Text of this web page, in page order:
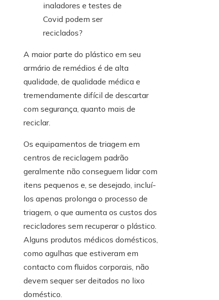
A maior parte do plástico em seu
armário de remédios é de alta
qualidade, de qualidade médica e
tremendamente difícil de descartar
com segurança, quanto mais de
reciclar.
Os equipamentos de triagem em
centros de reciclagem padrão
geralmente não conseguem lidar com
itens pequenos e, se desejado, incluí-
los apenas prolonga o processo de
triagem, o que aumenta os custos dos
recicladores sem recuperar o plástico.
Alguns produtos médicos domésticos,
como agulhas que estiveram em
contacto com fluidos corporais, não
devem sequer ser deitados no lixo
doméstico.